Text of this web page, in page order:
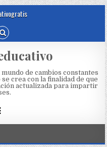
de cambios constantes
crea con la finalidad de que
actualizada para impartir